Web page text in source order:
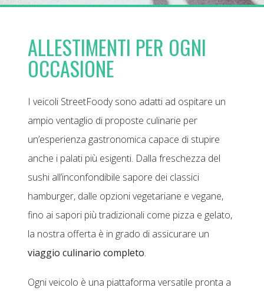
ALLESTIMENTI PER OGNI
OCCASIONE
I veicoli StreetFoody sono adatti ad ospitare un
ampio ventaglio di proposte culinarie per
un’esperienza gastronomica capace di stupire
anche i palati più esigenti. Dalla freschezza del
sushi all’inconfondibile sapore dei classici
hamburger, dalle opzioni vegetariane e vegane,
fino ai sapori più tradizionali come pizza e gelato,
la nostra offerta è in grado di assicurare un
viaggio culinario completo.
Ogni veicolo è una piattaforma versatile pronta a